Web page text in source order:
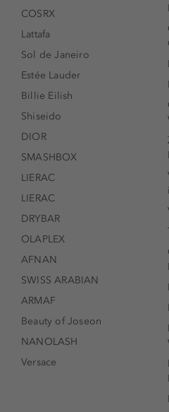
COSRX
Lattafa
Sol de Janeiro
Estée Lauder
Billie Eilish
Shiseido
DIOR
SMASHBOX
LIERAC
LIERAC
DRYBAR
OLAPLEX
AFNAN
SWISS ARABIAN
ARMAF
Beauty of Joseon
NANOLASH
Versace